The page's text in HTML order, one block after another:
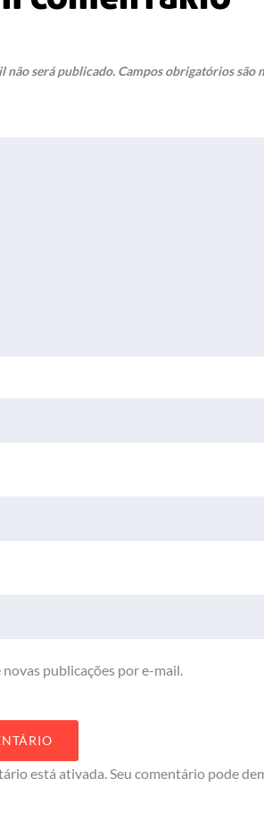
não será publicado. Campos obrigatórios são
publicações por e-mail.
está ativada. Seu comentário pode